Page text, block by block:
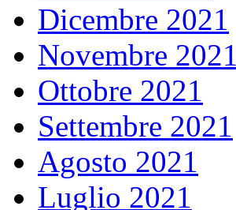
Dicembre 2021
Novembre 2021
Ottobre 2021
Settembre 2021
Agosto 2021
Luglio 2021